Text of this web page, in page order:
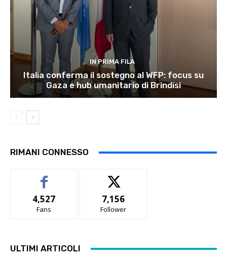
IN PRIMA FILA
Italia conferma il sostegno al WFP: focus su
Gaza e hub umanitario di Brindisi
RIMANI CONNESSO
4,527
Fans
7,156
Follower
ULTIMI ARTICOLI